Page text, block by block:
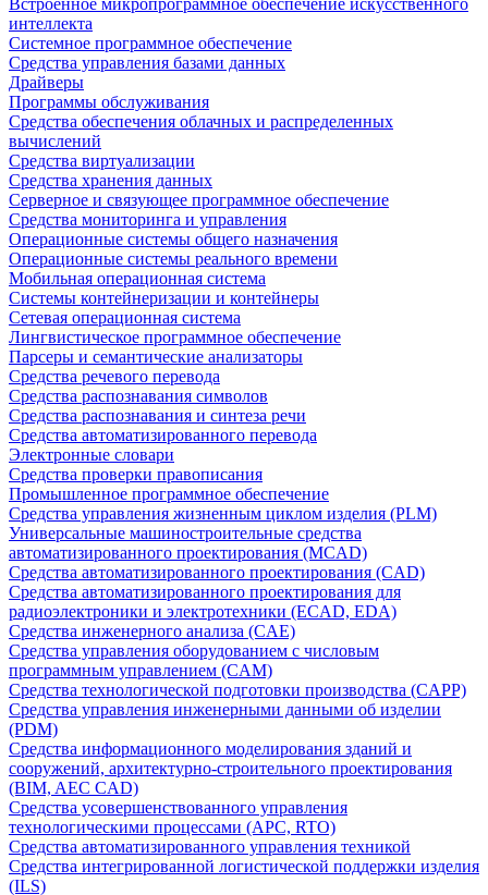
Встроенное микропрограммное обеспечение искусственного
интеллекта
Системное программное обеспечение
Средства управления базами данных
Драйверы
Программы обслуживания
Средства обеспечения облачных и распределенных
вычислений
Средства виртуализации
Средства хранения данных
Серверное и связующее программное обеспечение
Средства мониторинга и управления
Операционные системы общего назначения
Операционные системы реального времени
Мобильная операционная система
Системы контейнеризации и контейнеры
Сетевая операционная система
Лингвистическое программное обеспечение
Парсеры и семантические анализаторы
Средства речевого перевода
Средства распознавания символов
Средства распознавания и синтеза речи
Средства автоматизированного перевода
Электронные словари
Средства проверки правописания
Промышленное программное обеспечение
Средства управления жизненным циклом изделия (PLM)
Универсальные машиностроительные средства
автоматизированного проектирования (MCAD)
Средства автоматизированного проектирования (CAD)
Средства автоматизированного проектирования для
радиоэлектроники и электротехники (ECAD, EDA)
Средства инженерного анализа (CAE)
Средства управления оборудованием с числовым
программным управлением (CAM)
Средства технологической подготовки производства (CAPP)
Средства управления инженерными данными об изделии
(PDM)
Средства информационного моделирования зданий и
сооружений, архитектурно-строительного проектирования
(BIM, AEC CAD)
Средства усовершенствованного управления
технологическими процессами (APC, RTO)
Средства автоматизированного управления техникой
Средства интегрированной логистической поддержки изделия
(ILS)